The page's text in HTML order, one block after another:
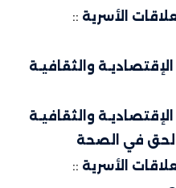
الأسرية ::
والثقافيـة
والثقافيـة
في الصحة
الأسرية ::